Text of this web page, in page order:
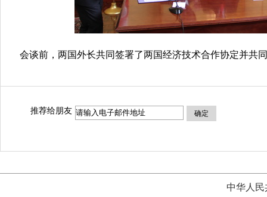
会谈前，两国外长共同签署了两国经济技术合作协定并共
推荐给朋友 确定
中华人